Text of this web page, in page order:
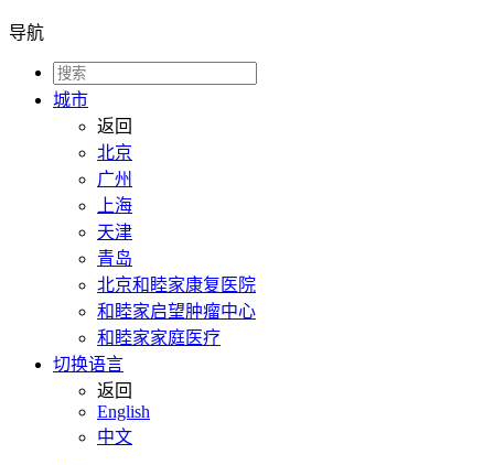
导航
城市
返回
北京
广州
上海
天津
青岛
北京和睦家康复医院
和睦家启望肿瘤中心
和睦家家庭医疗
切换语言
返回
English
中文